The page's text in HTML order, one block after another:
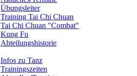
Übungsleiter
Training Tai Chi Chuan
Tai Chi Chuan "Combat"
Kung Fu
Abteilungshistorie
Infos zu Tanz
Trainingszeiten